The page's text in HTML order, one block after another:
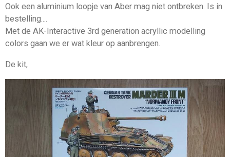
Ook een aluminium loopje van Aber mag niet ontbreken. Is in
bestelling....
Met de AK-Interactive 3rd generation acryllic modelling
colors gaan we er wat kleur op aanbrengen.
De kit,